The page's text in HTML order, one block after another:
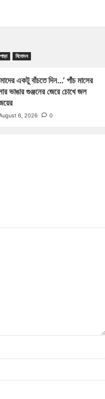
বিনোদন
একটু বাঁচতে দিন…’ পাঁচ মাসের
ভাঙার গুঞ্জনের জেরে চোখে জল
6, 2026 0